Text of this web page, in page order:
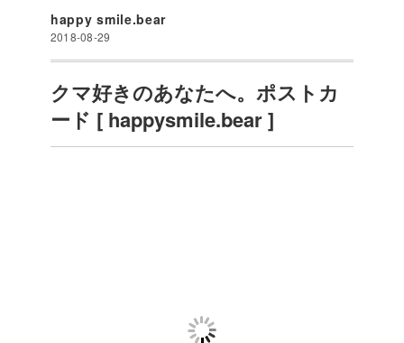
happy smile.bear
2018-08-29
クマ好きのあなたへ。ポストカ
ード [ happysmile.bear ]